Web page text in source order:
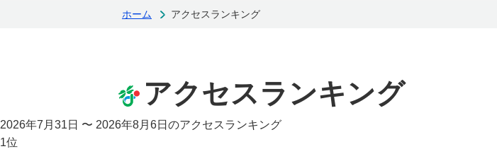
ホーム アクセスランキング
アクセスランキング
2026年7月31日 〜 2026年8月6日のアクセスランキング
1位